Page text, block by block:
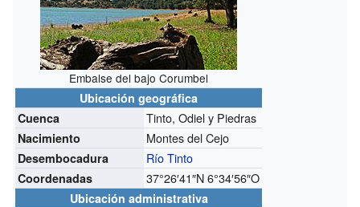
Embalse del bajo Corumbel
Ubicación geográfica
Cuenca
Tinto, Odiel y Piedras
Nacimiento Montes del Cejo
Desembocadura Río Tinto
Coordenadas 37°26′41″N6°34′56″O
Ubicación administrativa